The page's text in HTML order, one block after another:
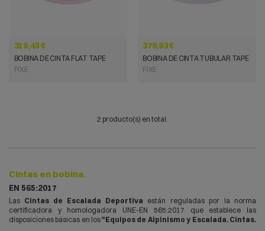
319,43 €
BOBINA DE CINTA FLAT TAPE
FIXE
379,93 €
BOBINA DE CINTA TUBULAR TAPE
FIXE
2 producto(s) en total.
Cintas en bobina.
EN 565:2017
Las Cintas de Escalada Deportiva están reguladas por la norma
certificadora y homologadora UNE-EN 565:2017 que establece las
disposiciones básicas en los"Equipos de Alpinismo y Escalada. Cintas.